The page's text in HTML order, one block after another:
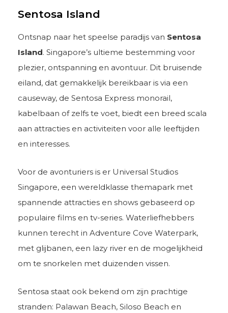
Sentosa Island
Ontsnap naar het speelse paradijs van Sentosa
Island. Singapore’s ultieme bestemming voor
plezier, ontspanning en avontuur. Dit bruisende
eiland, dat gemakkelijk bereikbaar is via een
causeway, de Sentosa Express monorail,
kabelbaan of zelfs te voet, biedt een breed scala
aan attracties en activiteiten voor alle leeftijden
en interesses.
Voor de avonturiers is er Universal Studios
Singapore, een wereldklasse themapark met
spannende attracties en shows gebaseerd op
populaire films en tv-series. Waterliefhebbers
kunnen terecht in Adventure Cove Waterpark,
met glijbanen, een lazy river en de mogelijkheid
om te snorkelen met duizenden vissen.
Sentosa staat ook bekend om zijn prachtige
stranden: Palawan Beach, Siloso Beach en